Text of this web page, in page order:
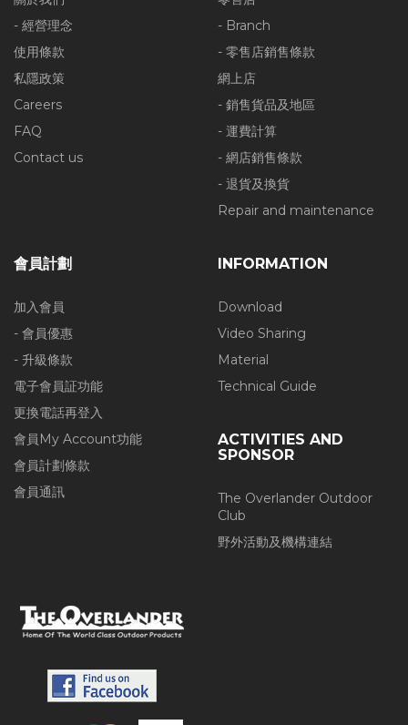
- 經營理念
使用條款
私隱政策
Careers
FAQ
Contact us
- Branch
- 零售店銷售條款
網上店
- 銷售貨品及地區
- 運費計算
- 網店銷售條款
- 退貨及換貨
Repair and maintenance
會員計劃
加入會員
- 會員優惠
- 升級條款
電子會員証功能
更換電話再登入
會員My Account功能
會員計劃條款
會員通訊
INFORMATION
Download
Video Sharing
Material
Technical Guide
ACTIVITIES AND
SPONSOR
The Overlander Outdoor
Club
野外活動及機構連結